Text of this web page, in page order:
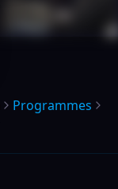
Programmes